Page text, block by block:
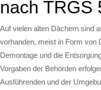
nach TRGS
Auf vielen alten Dächern sind
vorhanden, meist in Form von
Demontage und die
Vorgaben der Behörden
Ausführenden und der